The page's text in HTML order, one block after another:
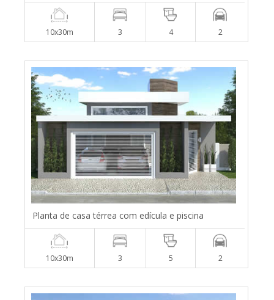
10x30m 3 4 2
Planta de casa térrea com edícula e piscina
10x30m 3 5 2